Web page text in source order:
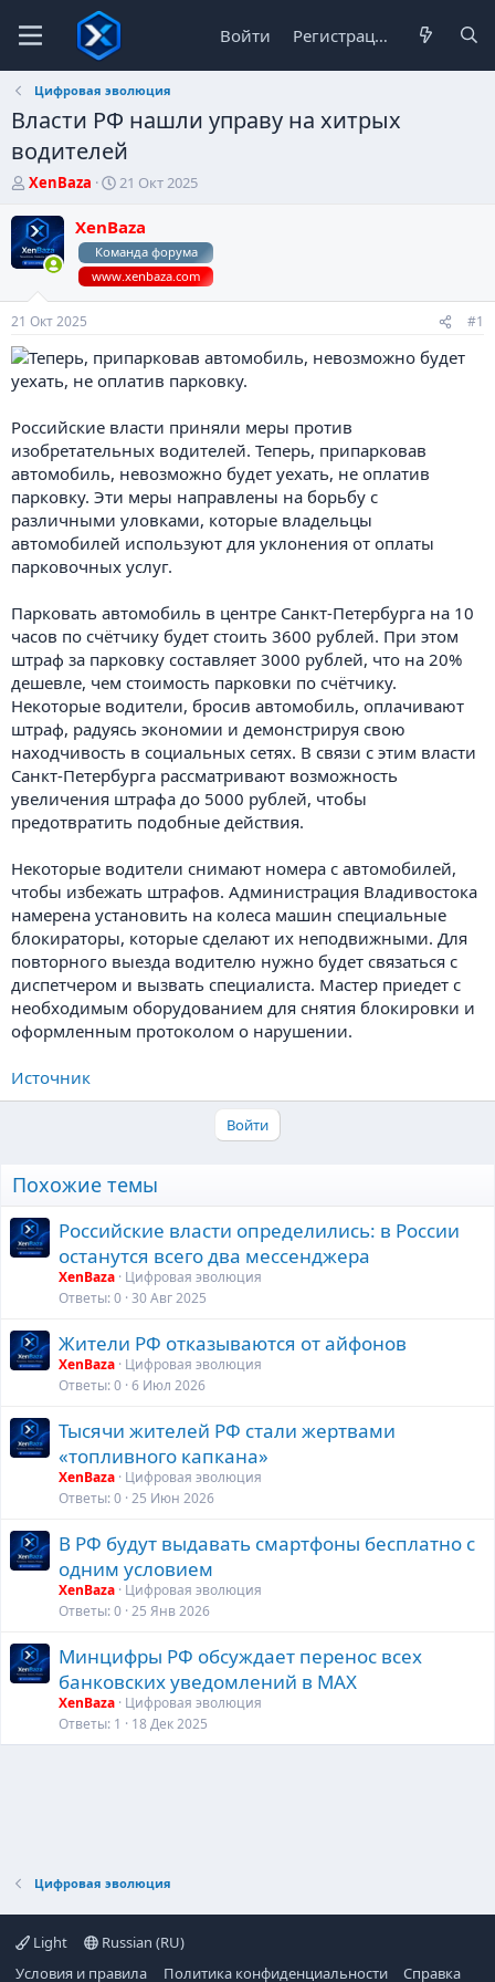
Войти Регистрация
Цифровая эволюция
Власти РФ нашли управу на хитрых
водителей
А
т
о
р
м
XenBaza
Д
т
а
н
а
ч
а
21 Окт 2025
XenBaza
Команда форума
www.xenbaza.com
21 Окт 2025 #1
Российские власти приняли меры против
изобретательных водителей. Теперь, припарковав
автомобиль, невозможно будет уехать, не оплатив
парковку. Эти меры направлены на борьбу с
различными уловками, которые владельцы
автомобилей используют для уклонения от оплаты
парковочных услуг.
Парковать автомобиль в центре Санкт-Петербурга на 10
часов по счётчику будет стоить 3600 рублей. При этом
штраф за парковку составляет 3000 рублей, что на 20%
дешевле, чем стоимость парковки по счётчику.
Некоторые водители, бросив автомобиль, оплачивают
штраф, радуясь экономии и демонстрируя свою
находчивость в социальных сетях. В связи с этим власти
Санкт-Петербурга рассматривают возможность
увеличения штрафа до 5000 рублей, чтобы
предотвратить подобные действия.
Некоторые водители снимают номера с автомобилей,
чтобы избежать штрафов. Администрация Владивостока
намерена установить на колеса машин специальные
блокираторы, которые сделают их неподвижными. Для
повторного выезда водителю нужно будет связаться с
диспетчером и вызвать специалиста. Мастер приедет с
необходимым оборудованием для снятия блокировки и
оформленным протоколом о нарушении.
Источник
Войти
Похожие темы
Российские власти определились: в России
останутся всего два мессенджера
XenBaza Цифровая эволюция
Ответы 0 30 Авг 2025
Жители РФ отказываются от айфонов
XenBaza Цифровая эволюция
Ответы 0 6 Июл 2026
Тысячи жителей РФ стали жертвами
«топливного капкана»
XenBaza Цифровая эволюция
Ответы 0 25 Июн 2026
В РФ будут выдавать смартфоны бесплатно с
одним условием
XenBaza Цифровая эволюция
Ответы 0 25 Янв 2026
Минцифры РФ обсуждает перенос всех
банковских уведомлений в MAX
XenBaza Цифровая эволюция
Ответы 1 18 Дек 2025
Цифровая эволюция
Light
Russian (RU)
Условия и правила
Политика конфиденциальности Справка